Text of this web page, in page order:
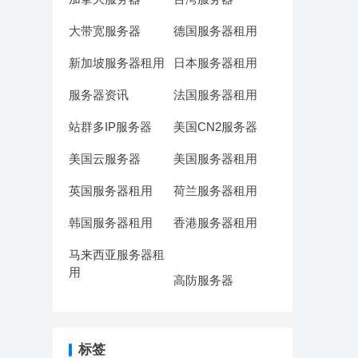
大带宽服务器 德国服务器租用
新加坡服务器租用 日本服务器租用
服务器资讯 法国服务器租用
站群多IP服务器 美国CN2服务器
美国云服务器 美国服务器租用
英国服务器租用 荷兰服务器租用
韩国服务器租用 香港服务器租用
马来西亚服务器租
用
高防服务器
标签